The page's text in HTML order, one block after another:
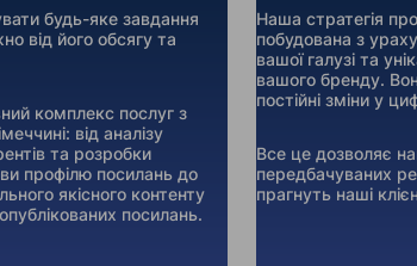
будь-яке завдання
від його обсягу та
комплекс послуг з
від аналізу
та розробки
профілю посилань до
якісного контенту
посилань.
Наша стратегія
побудована з
вашої галузі та
вашого бренду.
постійні зміни у
Все це дозволяє
передбачуваних
прагнуть наші